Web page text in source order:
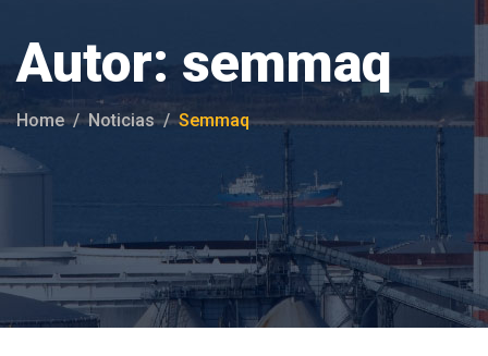
Autor: semmaq
Home Noticias Semmaq